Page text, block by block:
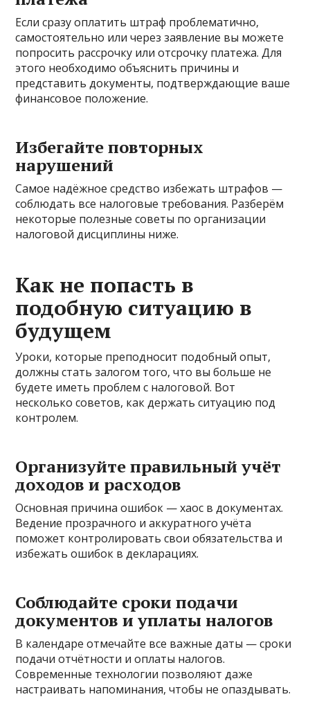
Если сразу оплатить штраф проблематично,
самостоятельно или через заявление вы можете
попросить рассрочку или отсрочку платежа. Для
этого необходимо объяснить причины и
представить документы, подтверждающие ваше
финансовое положение.
Избегайте повторных
нарушений
Самое надёжное средство избежать штрафов —
соблюдать все налоговые требования. Разберём
некоторые полезные советы по организации
налоговой дисциплины ниже.
Как не попасть в
подобную ситуацию в
будущем
Уроки, которые преподносит подобный опыт,
должны стать залогом того, что вы больше не
будете иметь проблем с налоговой. Вот
несколько советов, как держать ситуацию под
контролем.
Организуйте правильный учёт
доходов и расходов
Основная причина ошибок — хаос в документах.
Ведение прозрачного и аккуратного учёта
поможет контролировать свои обязательства и
избежать ошибок в декларациях.
Соблюдайте сроки подачи
документов и уплаты налогов
В календаре отмечайте все важные даты — сроки
подачи отчётности и оплаты налогов.
Современные технологии позволяют даже
настраивать напоминания, чтобы не опаздывать.